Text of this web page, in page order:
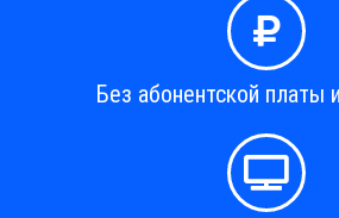
Без абонентской платы